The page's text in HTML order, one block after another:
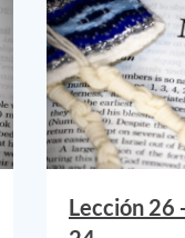
de habitantes de
salieron de
que el Señor
resultado del
NUNCA vivieron
durante
la conquista de la
Lección 26